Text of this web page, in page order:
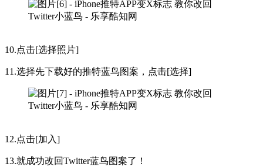
10.点击[选择照片]
11.选择先下载好的推特蓝鸟图案，点击[选择]
12.点击[加入]
13.就成功改回Twitter蓝鸟图案了！